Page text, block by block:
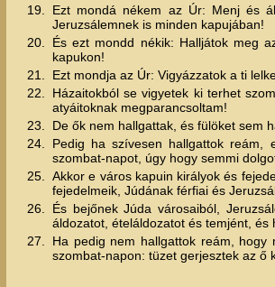
19.
Ezt mondá nékem az Úr: Menj és
Jeruzsálemnek is minden kapujában!
20.
És ezt mondd nékik: Halljátok meg
kapukon!
21.
Ezt mondja az Úr: Vigyázzatok a ti
22.
Házaitokból se vigyetek ki terhet
atyáitoknak megparancsoltam!
23.
De ők nem hallgattak, és fülöket sem
24.
Pedig ha szívesen hallgattok
szombat-napot, úgy hogy semmi
25.
Akkor e város kapuin királyok és
fejedelmeik, Júdának férfiai és
26.
És bejőnek Júda városaiból,
áldozatot, ételáldozatot és temjént,
27.
Ha pedig nem hallgattok reám,
szombat-napon: tüzet gerjesztek az ő